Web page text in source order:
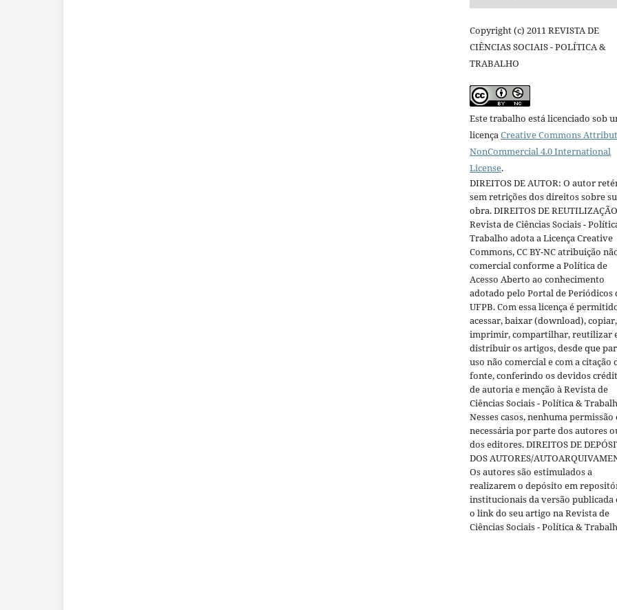
Copyright (c) 2011 REVISTA DE
CIÊNCIAS SOCIAIS - POLÍTICA &
TRABALHO
Este trabalho está licenciado sob
licençaCreative Commons
NonCommercial 4.0 International
License.
DIREITOS DE AUTOR: O autor
sem retrições dos direitos sobre
obra. DIREITOS DE
Revista de Ciências Sociais -
Trabalho adota a Licença Creative
Commons, CC BY-NC atribuição
comercial conforme a Política de
Acesso Aberto ao conhecimento
adotado pelo Portal de Periódicos
UFPB. Com essa licença é
acessar, baixar (download), copiar,
imprimir, compartilhar, reutilizar
distribuir os artigos, desde que
uso não comercial e com a citação
fonte, conferindo os devidos
de autoria e menção à Revista de
Ciências Sociais - Política &
Nesses casos, nenhuma permissão
necessária por parte dos autores
dos editores. DIREITOS DE
DOS AUTORES/
Os autores são estimulados a
realizarem o depósito em
institucionais da versão publicada
o link do seu artigo na Revista de
Ciências Sociais - Política &